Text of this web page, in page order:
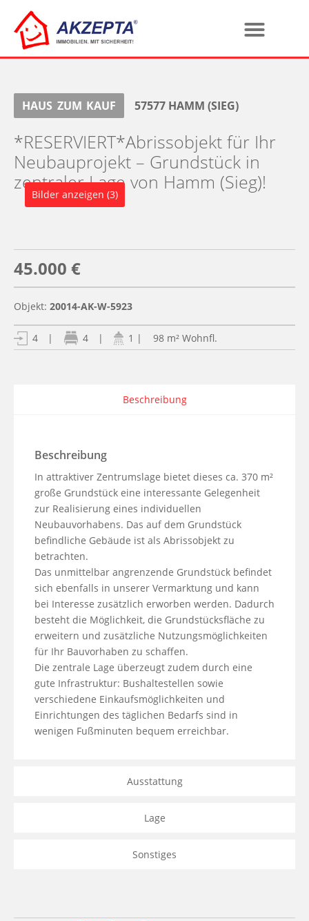
HAUS ZUM KAUF 57577 HAMM (SIEG)
*RESERVIERT*Abrissobjekt für Ihr
Neubauprojekt – Grundstück in
zentraler Lage von Hamm (Sieg)!
Bilder anzeigen (3)
45.000 €
Objekt: 20014-AK-W-5923
4 | 4 | 1 | 98 m² Wohnfl.
Beschreibung
Beschreibung
In attraktiver Zentrumslage bietet dieses ca. 370 m²
große Grundstück eine interessante Gelegenheit
zur Realisierung eines individuellen
Neubauvorhabens. Das auf dem Grundstück
befindliche Gebäude ist als Abrissobjekt zu
betrachten.
Das unmittelbar angrenzende Grundstück befindet
sich ebenfalls in unserer Vermarktung und kann
bei Interesse zusätzlich erworben werden. Dadurch
besteht die Möglichkeit, die Grundstücksfläche zu
erweitern und zusätzliche Nutzungsmöglichkeiten
für Ihr Bauvorhaben zu schaffen.
Die zentrale Lage überzeugt zudem durch eine
gute Infrastruktur: Bushaltestellen sowie
verschiedene Einkaufsmöglichkeiten und
Einrichtungen des täglichen Bedarfs sind in
wenigen Fußminuten bequem erreichbar.
Ausstattung
Lage
Sonstiges